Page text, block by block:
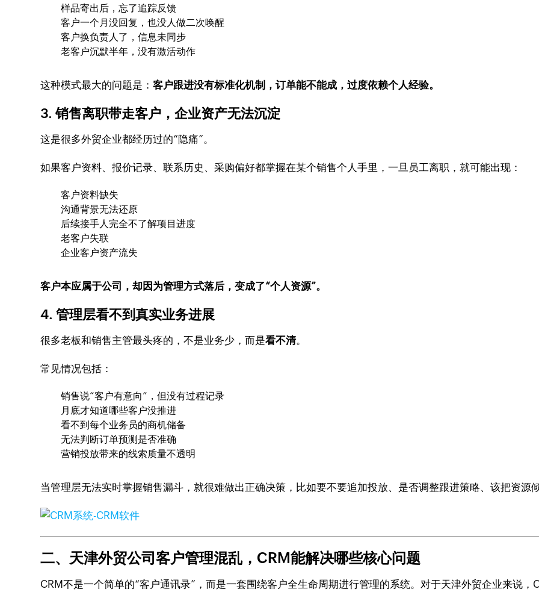
样品寄出后，忘了追踪反馈
客户一个月没回复，也没人做二次唤醒
客户换负责人了，信息未同步
老客户沉默半年，没有激活动作
这种模式最大的问题是：客户跟进没有标准化机制，订单能不能成，过度依赖个人经验。
3. 销售离职带走客户，企业资产无法沉淀
这是很多外贸企业都经历过的“隐痛”。
如果客户资料、报价记录、联系历史、采购偏好都掌握在某个销售个人手里，一旦员工离职，就可能出现：
客户资料缺失
沟通背景无法还原
后续接手人完全不了解项目进度
老客户失联
企业客户资产流失
客户本应属于公司，却因为管理方式落后，变成了“个人资源”。
4. 管理层看不到真实业务进展
很多老板和销售主管最头疼的，不是业务少，而是看不清。
常见情况包括：
销售说“客户有意向”，但没有过程记录
月底才知道哪些客户没推进
看不到每个业务员的商机储备
无法判断订单预测是否准确
营销投放带来的线索质量不透明
当管理层无法实时掌握销售漏斗，就很难做出正确决策，比如要不要追加投放、是否调整跟进策略、该把资源
二、天津外贸公司客户管理混乱，CRM能解决哪些核心问题
CRM不是一个简单的“客户通讯录”，而是一套围绕客户全生命周期进行管理的系统。对于天津外贸企业来说